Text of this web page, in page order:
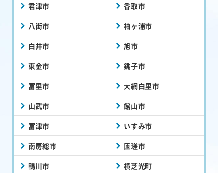
君津市 香取市
八街市 袖ヶ浦市
白井市 旭市
東金市 銚子市
富里市 大網白里市
山武市 館山市
富津市 いすみ市
南房総市 匝瑳市
鴨川市 横芝光町